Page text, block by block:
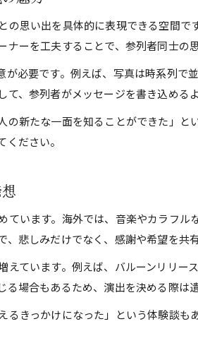
写真を中心にした葬儀メモ
手作りの温もりを加える葬
明るい雰囲気のメモリアル
明るい葬儀メッセージのア
明るい葬儀日本と海外の新
葬儀の個性を表すメモリア
故人らしいメモリアルコー
の思い出を具体的に表現できる空間
ーを工夫することで、参列者同士の
必要です。例えば、写真は時系列
、参列者がメッセージを書き込める
の新たな一面を知ることができた」
ださい。
ています。海外では、音楽やカラフ
悲しみだけでなく、感謝や希望を共
えています。例えば、バルーンリリ
場合もあるため、演出を決める際は
きっかけになった」という体験談